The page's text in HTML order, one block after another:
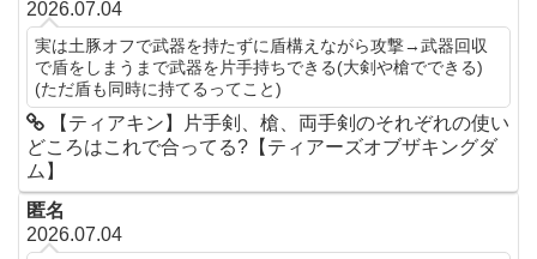
2026.07.04
実は土豚オフで武器を持たずに盾構えながら攻撃→武器回収
で盾をしまうまで武器を片手持ちできる(大剣や槍でできる)
(ただ盾も同時に持てるってこと)
【ティアキン】片手剣、槍、両手剣のそれぞれの使い
どころはこれで合ってる?【ティアーズオブザキングダ
ム】
匿名
2026.07.04